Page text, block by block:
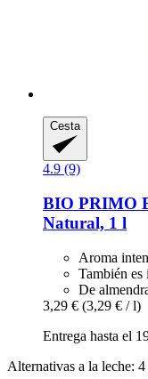
Cesta
4.9 (9)
BIO PRIMO
Natural, 1 l
Aroma
También es
De
3,29 € (3,29 € / l)
Entrega hasta el
Alternativas a la leche: